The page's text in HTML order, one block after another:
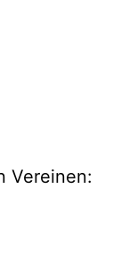
Vereinen: